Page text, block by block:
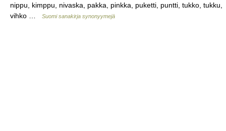
nippu, kimppu, nivaska, pakka, pinkka, puketti, puntti, tukko, tukku,
vihko …
Suomi sanakirja synonyymejä